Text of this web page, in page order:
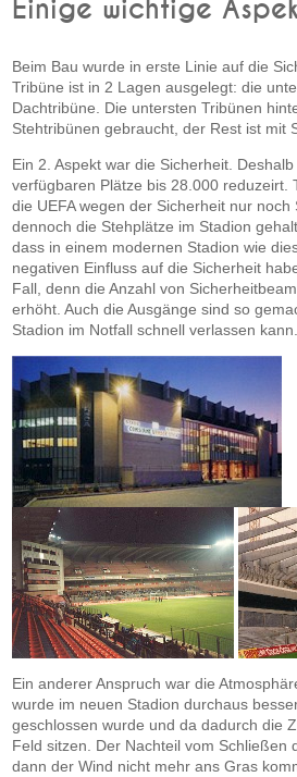
Einige wichtige
Beim Bau wurde in erste Linie auf die
Tribüne ist in 2 Lagen ausgelegt: die
Dachtribüne. Die untersten Tribünen
Stehtribünen gebraucht, der Rest ist mit
Ein 2. Aspekt war die Sicherheit.
verfügbaren Plätze bis 28.000 reduzeirt.
die UEFA wegen der Sicherheit nur noch
dennoch die Stehplätze im Stadion
dass in einem modernen Stadion wie
negativen Einfluss auf die Sicherheit
Fall, denn die Anzahl von
erhöht. Auch die Ausgänge sind so
Stadion im Notfall schnell verlassen kann.
Ein anderer Anspruch war die
wurde im neuen Stadion durchaus
geschlossen wurde und da dadurch die
Feld sitzen. Der Nachteil vom Schließen
dann der Wind nicht mehr ans Gras